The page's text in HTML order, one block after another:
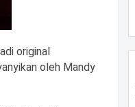
original
oleh Mandy